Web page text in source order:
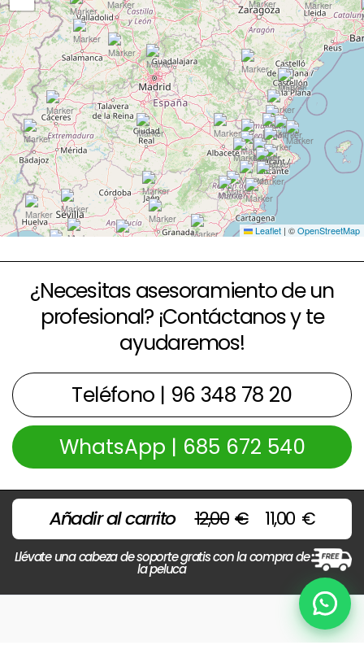
Leaflet | ©OpenStreetMap
¿Necesitas asesoramiento de un
profesional? ¡Contáctanos y te
ayudaremos!
Teléfono | 96 348 78 20
WhatsApp | 685 672 540
Añadir al carrito 12,00 € El
precio
original
era:
12,00€.
11,00 € El
es:
Llévate una cabeza de soporte gratis con la compra de
la peluca
Chat